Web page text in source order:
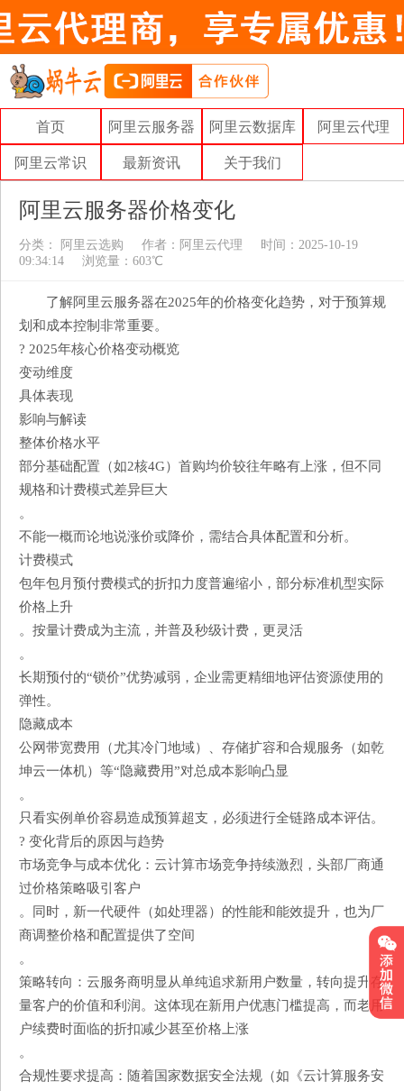
首页 阿里云服务器 阿里云数据库 阿里云代理
阿里云常识 最新资讯 关于我们
阿里云服务器价格变化
分类： 阿里云选购 作者： 阿里云代理
时间：2025-10-19
09:34:14
浏览量：603℃
了解阿里云服务器在2025年的价格变化趋势，对于预算规
划和成本控制非常重要。
? 2025年核心价格变动概览
变动维度
具体表现
影响与解读
​​整体价格水平​​
部分基础配置（如2核4G）首购均价较往年略有上涨，但不同
规格和计费模式差异巨大
。
不能一概而论地说涨价或降价，需结合具体配置和分析。
​​计费模式​​
​​包年包月​​预付费模式的折扣力度普遍缩小，部分标准机型实际
价格上升
。​​按量计费​​成为主流，并普及​​秒级计费​​，更灵活
。
长期预付的“锁价”优势减弱，企业需更精细地评估资源使用的
弹性。
​​隐藏成本​​
​​公网带宽费用​​（尤其冷门地域）、​​存储扩容​​和​​合规服务​​（如乾
坤云一体机）等“隐藏费用”对总成本影响凸显
。
只看实例单价容易造成预算超支，必须进行全链路成本评估。
? 变化背后的原因与趋势
​​市场竞争与成本优化​​：云计算市场竞争持续激烈，头部厂商通
过价格策略吸引客户
。同时，新一代硬件（如处理器）的性能和能效提升，也为厂
商调整价格和配置提供了空间
。
​​策略转向​​：云服务商明显从单纯追求新用户数量，转向​​提升存
量客户的价值和利润​​。这体现在新用户优惠门槛提高，而老用
户续费时面临的折扣减少甚至价格上涨
。
​​合规性要求提高​​：随着国家数据安全法规（如《云计算服务安